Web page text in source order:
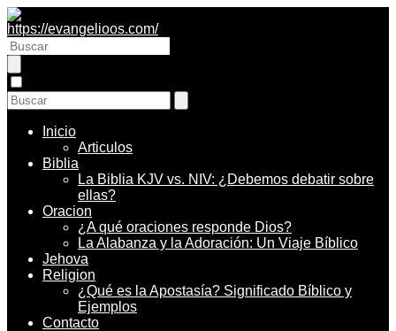
Inicio
Articulos
Biblia
La Biblia KJV vs. NIV: ¿Debemos debatir sobre
ellas?
Oracion
¿A qué oraciones responde Dios?
La Alabanza y la Adoración: Un Viaje Bíblico
Jehova
Religion
¿Qué es la Apostasía? Significado Bíblico y
Ejemplos
Contacto